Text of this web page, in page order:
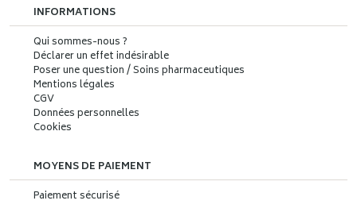
INFORMATIONS
Qui sommes-nous ?
Déclarer un effet indésirable
Poser une question / Soins pharmaceutiques
Mentions légales
CGV
Données personnelles
Cookies
MOYENS DE PAIEMENT
Paiement sécurisé